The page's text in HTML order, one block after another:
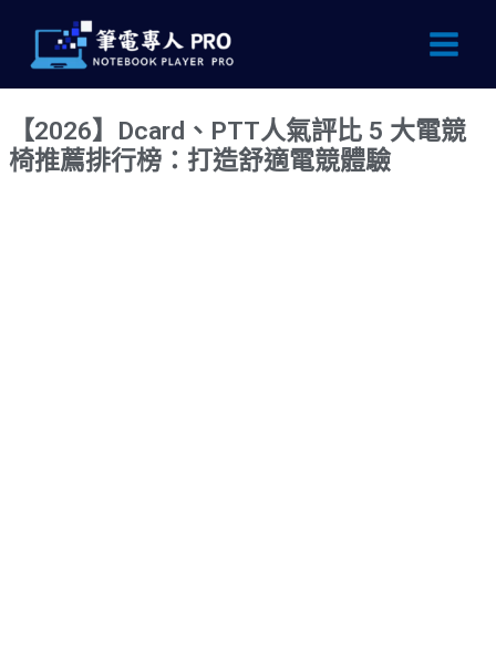
容
Main
【2026】Dcard、PTT人氣評比 5 大電競
椅推薦排行榜：打造舒適電競體驗